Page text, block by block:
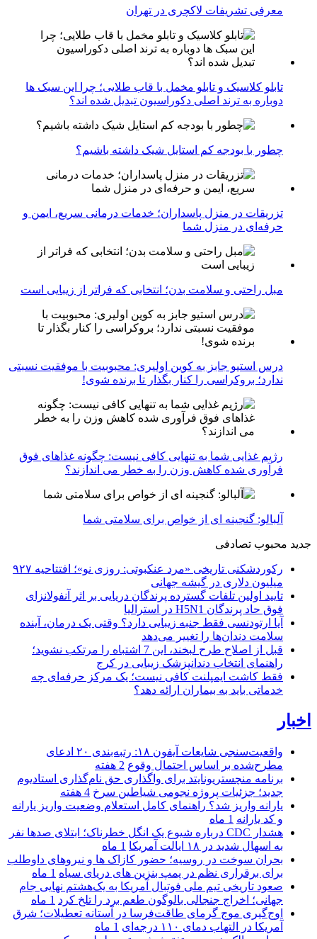
معرفی تشریفات لاکچری در تهران
تابلو کلاسیک و تابلو مخمل با قاب طلایی؛ چرا این سبک ها
دوباره به ترند اصلی دکوراسیون تبدیل شده اند؟
چطور با بودجه کم استایل شیک داشته باشیم؟
تزریقات در منزل پاسداران؛ خدمات درمانی سریع، ایمن و
حرفه‌ای در منزل شما
مبل راحتی و سلامت بدن؛ انتخابی که فراتر از زیبایی است
درس استیو جابز به کوین اولیری: محبوبیت با موفقیت نسبتی
ندارد؛ بروکراسی را کنار بگذار تا برنده شوی!
رژیم غذایی شما به تنهایی کافی نیست: چگونه غذاهای فوق
فرآوری شده کاهش وزن را به خطر می اندازند؟
آلبالو: گنجینه ای از خواص برای سلامتی شما
جدید محبوب تصادفی
رکوردشکنی تاریخی «مرد عنکبوتی: روزی نو»؛ افتتاحیه ۹۲۷
میلیون دلاری در گیشه جهانی
تایید اولین تلفات گسترده پرندگان دریایی بر اثر آنفولانزای
فوق حاد پرندگان H5N1 در استرالیا
آیا ارتودنسی فقط جنبه زیبایی دارد؟ وقتی یک درمان، آینده
سلامت دندان‌ها را تغییر می‌دهد
قبل از اصلاح طرح لبخند، این 7 اشتباه را مرتکب نشوید؛
راهنمای انتخاب دندانپزشک زیبایی در کرج
فقط کاشت ایمپلنت کافی نیست؛ یک مرکز حرفه‌ای چه
خدماتی باید به بیماران ارائه دهد؟
اخبار
واقعیت‌سنجی شایعات آیفون ۱۸: رتبه‌بندی ۲۰ ادعای
مطرح‌شده بر اساس احتمال وقوع 2 هفته
برنامه منچستریونایتد برای واگذاری حق نام‌گذاری استادیوم
جدید؛ جزئیات پروژه نجومی شیاطین سرخ 4 هفته
یارانه واریز شد؟ راهنمای کامل استعلام وضعیت واریز یارانه
و کد یارانه 1 ماه
هشدار CDC درباره شیوع یک انگل خطرناک؛ ابتلای صدها نفر
به اسهال شدید در ۱۸ ایالت آمریکا
1 ماه
بحران سوخت در روسیه؛ حضور کازاک‌ ها و نیروهای داوطلب
برای برقراری نظم در پمپ بنزین‌ های دریای سیاه 1 ماه
صعود تاریخی تیم ملی فوتبال آمریکا به یک‌هشتم نهایی جام
جهانی؛ اخراج جنجالی بالوگون طعم برد را تلخ کرد 1 ماه
اوج‌گیری موج گرمای طاقت‌فرسا در آستانه تعطیلات؛ شرق
آمریکا در التهاب دمای ۱۱۰ درجه‌ای
1 ماه